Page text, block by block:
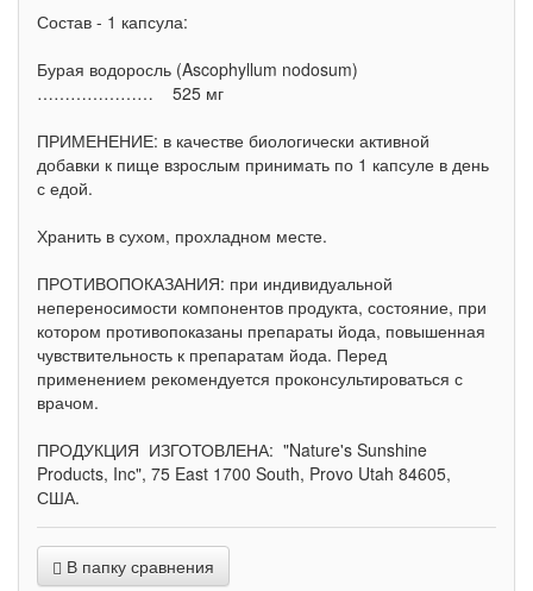
Состав - 1 капсула:
Бурая водоросль (Ascophyllum nodosum)
………………… 525 мг
ПРИМЕНЕНИЕ: в качестве биологически активной
добавки к пище взрослым принимать по 1 капсуле в день
с едой.
Хранить в сухом, прохладном месте.
ПРОТИВОПОКАЗАНИЯ: при индивидуальной
непереносимости компонентов продукта, состояние, при
котором противопоказаны препараты йода, повышенная
чувствительность к препаратам йода. Перед
применением рекомендуется проконсультироваться с
врачом.
ПРОДУКЦИЯ ИЗГОТОВЛЕНА: "Nature's Sunshine
Products, Inc", 75 East 1700 South, Provo Utah 84605,
США.
В папку сравнения